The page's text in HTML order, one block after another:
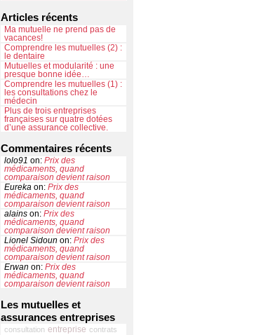
Articles récents
Ma mutuelle ne prend pas de
vacances!
Comprendre les mutuelles (2) :
le dentaire
Mutuelles et modularité : une
presque bonne idée…
Comprendre les mutuelles (1) :
les consultations chez le
médecin
Plus de trois entreprises
françaises sur quatre dotées
d’une assurance collective.
Commentaires récents
lolo91 on: Prix des
médicaments, quand
comparaison devient raison
Eureka on: Prix des
médicaments, quand
comparaison devient raison
alains on: Prix des
médicaments, quand
comparaison devient raison
Lionel Sidoun on: Prix des
médicaments, quand
comparaison devient raison
Erwan on: Prix des
médicaments, quand
comparaison devient raison
Les mutuelles et
assurances entreprises
consultation entreprise contrats